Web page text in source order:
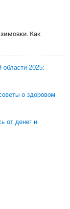
Как
области-2025:
о здоровом
от денег и